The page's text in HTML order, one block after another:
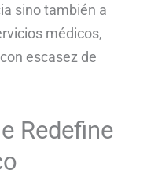
sino también a
médicos,
escasez de
Redefine